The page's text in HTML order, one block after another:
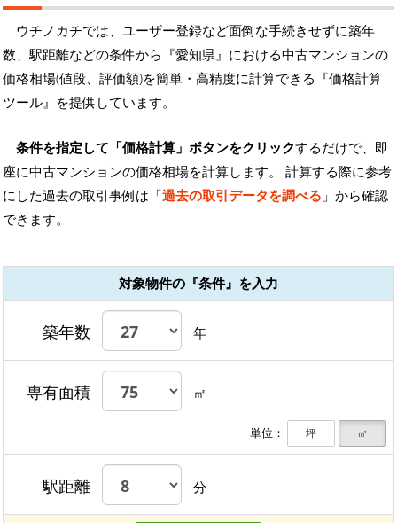
ウチノカチでは、ユーザー登録など面倒な手続きせずに築年
数、駅距離などの条件から『愛知県』における中古マンションの
価格相場(値段、評価額)を簡単・高精度に計算できる『価格計算
ツール』を提供しています。
条件を指定して「価格計算」ボタンをクリックするだけで、即
座に中古マンションの価格相場を計算します。 計算する際に参考
にした過去の取引事例は「過去の取引データを調べる 」から確認
できます。
対象物件の『条件』を入力
築年数 年
専有面積 ㎡
単位： 坪 ㎡
駅距離 分